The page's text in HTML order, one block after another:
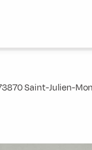
Saint-Julien-
favoris